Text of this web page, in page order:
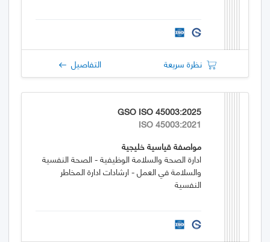
نظرة سريعة التفاصيل
GSO ISO 45003:2025
ISO 45003:2021
مواصفة قياسية خليجية
ادارة الصحة والسلامة الوظيفية - الصحة النفسية
والسلامة في العمل - ارشادات ادارة المخاطر
النفسية